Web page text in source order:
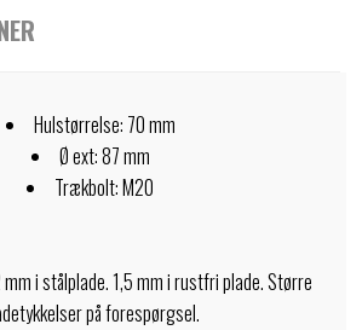
Hulstørrelse: 70 mm
Ø ext: 87 mm
Trækbolt: M20
i stålplade. 1,5 mm i rustfri plade. Større
på forespørgsel.